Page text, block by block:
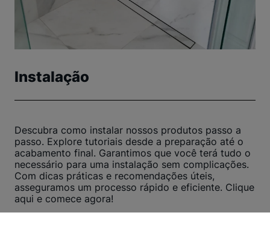
Instalação
Descubra como instalar nossos produtos passo a
passo. Explore tutoriais desde a preparação até o
acabamento final. Garantimos que você terá tudo o
necessário para uma instalação sem complicações.
Com dicas práticas e recomendações úteis,
asseguramos um processo rápido e eficiente. Clique
aqui e comece agora!